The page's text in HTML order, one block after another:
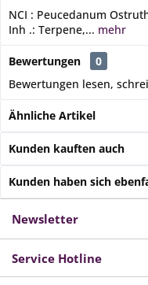
NCI : Peucedanum
Inh .: Terpene,... mehr
Bewertungen
0
Bewertungen lesen,
Ähnliche Artikel
Kunden kauften auch
Kunden haben sich
Newsletter
Service Hotline